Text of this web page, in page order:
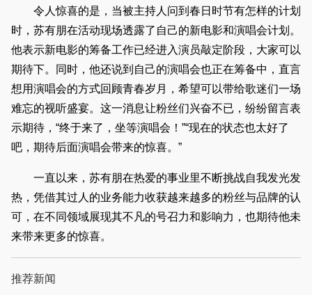
令人惊喜的是，当被主持人问到春日时节有怎样的计划
时，苏有朋在活动现场透露了自己的新电影和演唱会计划。
他表示新电影的筹备工作已经进入演员敲定阶段，大家可以
期待下。同时，他还说到自己的演唱会也正在筹备中，直言
想用演唱会的方式回顾青春岁月，希望可以带给歌迷们一场
难忘的视听盛宴。这一消息让粉丝们兴奋不已，纷纷留言表
示期待，“终于来了，坐等演唱会！”“现在的状态也太好了
吧，期待后面演唱会带来的惊喜。”
一直以来，苏有朋在热爱的事业里不断挑战自我发光发
热，凭借其过人的业务能力收获越来越多的粉丝与品牌的认
可，在不同领域展现其不凡的号召力和影响力，也期待他未
来带来更多的惊喜。
推荐新闻